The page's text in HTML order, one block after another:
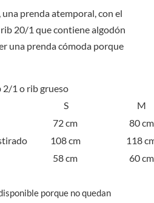
una prenda atemporal, con el
20/1 que contiene algodón
una prenda cómoda porque
1 o rib grueso
S
M
72 cm
80 cm
108 cm
118
58 cm 60 cm
porque no quedan